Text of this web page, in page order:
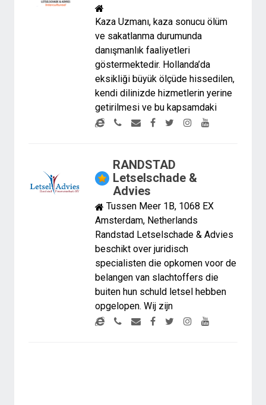
Kaza Uzmanı, kaza sonucu ölüm
ve sakatlanma durumunda
danışmanlık faaliyetleri
göstermektedir. Hollanda’da
eksikliği büyük ölçüde hissedilen,
kendi dilinizde hizmetlerin yerine
getirilmesi ve bu kapsamdaki
RANDSTAD
Letselschade &
Advies
Tussen Meer 1B, 1068 EX
Amsterdam, Netherlands
Randstad Letselschade & Advies
beschikt over juridisch
specialisten die opkomen voor de
belangen van slachtoffers die
buiten hun schuld letsel hebben
opgelopen. Wij zijn